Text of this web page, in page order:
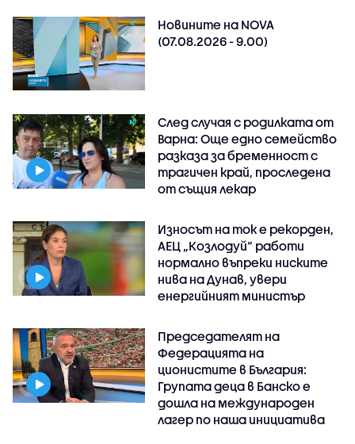
Новините на NOVA
(07.08.2026 - 9.00)
След случая с родилката от
Варна: Още едно семейство
разказа за бременност с
трагичен край, проследена
от същия лекар
Износът на ток е рекорден,
АЕЦ „Козлодуй“ работи
нормално въпреки ниските
нива на Дунав, увери
енергийният министър
Председателят на
Федерацията на
ционистите в България:
Групата деца в Банско е
дошла на международен
лагер по наша инициатива